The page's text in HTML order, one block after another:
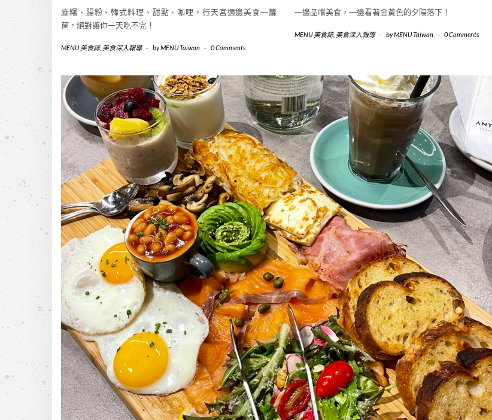
麻糬、腸粉、韓式料理、甜點、咖哩，行天宮週邊美食一籮
筐，絕對讓你一天吃不完！
MENU 美食誌, 美食深入報導 - byMENU Taiwan - 0 Comments
一邊品嚐美食，一邊看著金黃色的夕陽落下！
MENU 美食誌, 美食深入報導 - byMENU Taiwan - 0 Comments